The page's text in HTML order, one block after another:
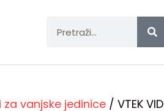
za vanjske jedinice / VTEK